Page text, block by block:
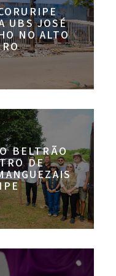
UBS JOSÉ
NO ALTO
BELTRÃO
DE